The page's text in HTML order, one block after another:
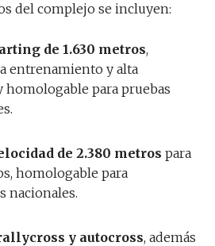
del complejo se incluyen:
de 1.630 metros,
entrenamiento y alta
para pruebas
de 2.380 metros para
homologable para
nacionales.
y autocross, además